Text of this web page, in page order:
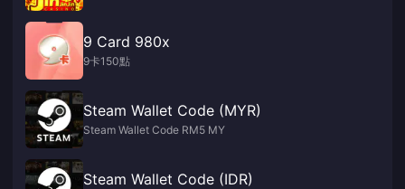
9 Card 980x
9卡150點
Steam Wallet Code (MYR)
Steam Wallet Code RM5 MY
Steam Wallet Code (IDR)